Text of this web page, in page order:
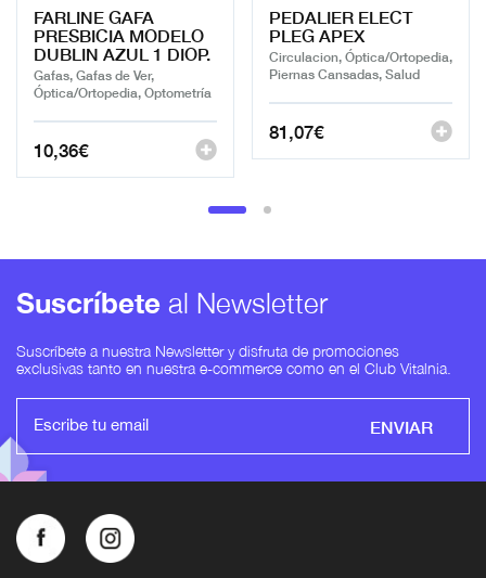
FARLINE GAFA
PRESBICIA MODELO
DUBLIN AZUL 1 DIOP.
Gafas, Gafas de Ver,
Óptica/Ortopedia, Optometría
10,36€
PEDALIER ELECT
PLEG APEX
Circulacion, Óptica/Ortopedia,
Piernas Cansadas, Salud
81,07€
Suscríbete al Newsletter
Suscríbete a nuestra Newsletter y disfruta de promociones
exclusivas tanto en nuestra e-commerce como en el Club Vitalnia.
ENVIAR